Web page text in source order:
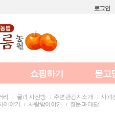
로그인
쇼핑하기 묻고
리 글과 사진방 주변관광지소개 사과
이야기 사랑방이야기 질문과 대답